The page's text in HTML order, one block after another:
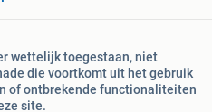
wettelijk toegestaan, niet
die voortkomt uit het gebruik
of ontbrekende functionaliteiten
site.